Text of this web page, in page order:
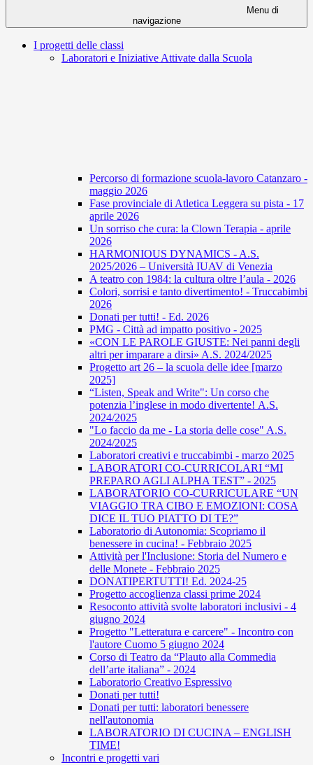
Menu di
navigazione
I progetti delle classi
Laboratori e Iniziative Attivate dalla Scuola
Percorso di formazione scuola-lavoro Catanzaro -
maggio 2026
Fase provinciale di Atletica Leggera su pista - 17
aprile 2026
Un sorriso che cura: la Clown Terapia - aprile
2026
HARMONIOUS DYNAMICS - A.S.
2025/2026 – Università IUAV di Venezia
A teatro con 1984: la cultura oltre l’aula - 2026
Colori, sorrisi e tanto divertimento! - Truccabimbi
2026
Donati per tutti! - Ed. 2026
PMG - Città ad impatto positivo - 2025
«CON LE PAROLE GIUSTE: Nei panni degli
altri per imparare a dirsi» A.S. 2024/2025
Progetto art 26 – la scuola delle idee [marzo
2025]
“Listen, Speak and Write": Un corso che
potenzia l’inglese in modo divertente! A.S.
2024/2025
"Lo faccio da me - La storia delle cose" A.S.
2024/2025
Laboratori creativi e truccabimbi - marzo 2025
LABORATORI CO-CURRICOLARI “MI
PREPARO AGLI ALPHA TEST” - 2025
LABORATORIO CO-CURRICULARE “UN
VIAGGIO TRA CIBO E EMOZIONI: COSA
DICE IL TUO PIATTO DI TE?”
Laboratorio di Autonomia: Scopriamo il
benessere in cucina! - Febbraio 2025
Attività per l'Inclusione: Storia del Numero e
delle Monete - Febbraio 2025
DONATIPERTUTTI! Ed. 2024-25
Progetto accoglienza classi prime 2024
Resoconto attività svolte laboratori inclusivi - 4
giugno 2024
Progetto "Letteratura e carcere" - Incontro con
l'autore Cuomo 5 giugno 2024
Corso di Teatro da “Plauto alla Commedia
dell’arte italiana” - 2024
Laboratorio Creativo Espressivo
Donati per tutti!
Donati per tutti: laboratori benessere
nell'autonomia
LABORATORIO DI CUCINA – ENGLISH
TIME!
Incontri e progetti vari